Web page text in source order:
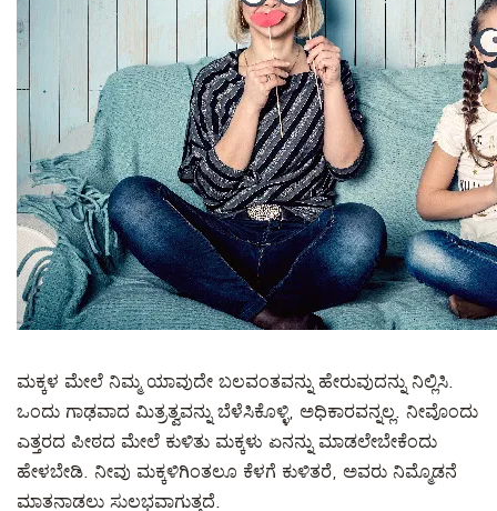
ಮಕ್ಕಳ ಮೇಲೆ ನಿಮ್ಮ ಯಾವುದೇ ಬಲವಂತವನ್ನು ಹೇರುವುದನ್ನು ನಿಲ್ಲಿಸಿ.
ಒಂದು ಗಾಢವಾದ ಮಿತ್ರತ್ವವನ್ನು ಬೆಳೆಸಿಕೊಳ್ಳಿ, ಅಧಿಕಾರವನ್ನಲ್ಲ. ನೀವೊಂದು
ಎತ್ತರದ ಪೀಠದ ಮೇಲೆ ಕುಳಿತು ಮಕ್ಕಳು ಏನನ್ನು ಮಾಡಲೇಬೇಕೆಂದು
ಹೇಳಬೇಡಿ. ನೀವು ಮಕ್ಕಳಿಗಿಂತಲೂ ಕೆಳಗೆ ಕುಳಿತರೆ, ಅವರು ನಿಮ್ಮೊಡನೆ
ಮಾತನಾಡಲು ಸುಲಭವಾಗುತ್ತದೆ.